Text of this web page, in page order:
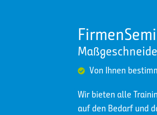
Von Ihnen
Wir bieten alle
auf den Bedarf und